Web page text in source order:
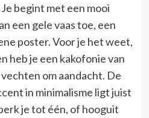
begint met een mooi
een gele vaas toe, een
poster. Voor je het weet,
heb je een kakofonie van
om aandacht. De
in minimalisme ligt juist
je tot één, of hooguit